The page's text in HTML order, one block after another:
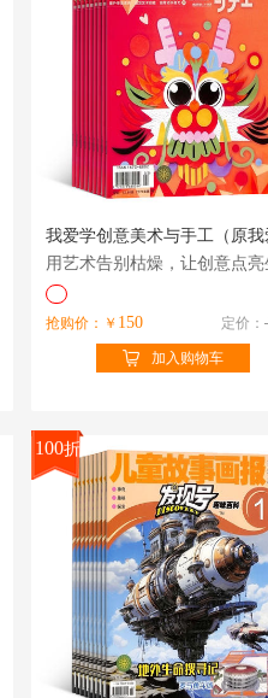
用艺术告别枯燥，让创意点亮
抢购价：￥ 150 定价：
加入购物车
100折